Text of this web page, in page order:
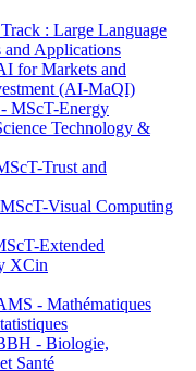
: Large Language
and Applications
for Markets and
(AI-MaQI)
MScT-Energy
Technology &
Trust and
Visual Computing
Extended
XCin
- Mathématiques
- Biologie,
Santé